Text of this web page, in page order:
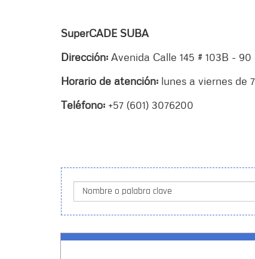
SuperCADE SUBA
Dirección: Avenida Calle 145 # 103B - 90
Horario de atención: lunes a viernes de
Teléfono: +57 (601) 3076200
Nombre o palabra clave